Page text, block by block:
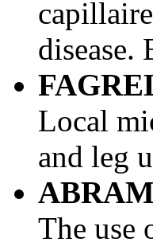
disease.
Local
and leg
The use